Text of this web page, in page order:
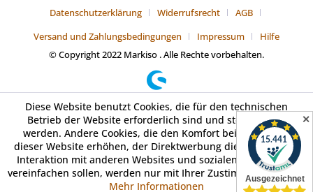
✕
Datenschutzerklärung
Widerrufsrecht
AGB
Versand und Zahlungsbedingungen
Impressum
Hilfe
© Copyright 2022 Markiso . Alle Rechte vorbehalten.
Diese Website benutzt Cookies, die für den technischen
Betrieb der Website erforderlich sind und stets gesetzt
werden. Andere Cookies, die den Komfort bei Benutzung
dieser Website erhöhen, der Direktwerbung dienen oder die
Interaktion mit anderen Websites und sozialen Netzwerken
vereinfachen sollen, werden nur mit Ihrer Zustimmung gesetzt.
Mehr Informationen